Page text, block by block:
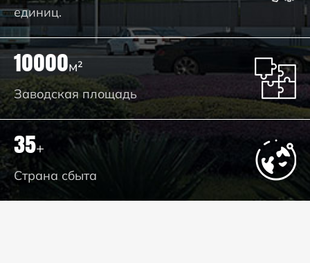
единиц.
10000м²
Заводская площадь
35+
Страна сбыта